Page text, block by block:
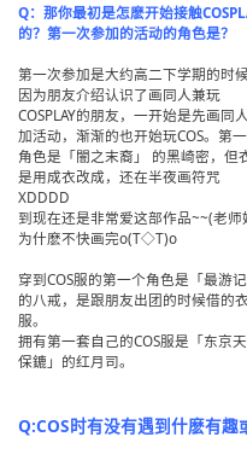
Q：那你最初是怎麽开始接触
的？第一次参加的活动的角色是？
第一次参加是大约高二下学期的时候
因为朋友介绍认识了画同人兼玩
COSPLAY的朋友，一开始是先画同
加活动，渐渐的也开始玩COS。第
角色是「闇之末裔」 的黑崎密，但
是用成衣改成，还在半夜画符咒
XDDDD
到现在还是非常爱这部作品~~(老师
为什麽不快画完o(T◇T)o
穿到COS服的第一个角色是「最游记
的八戒，是跟朋友出团的时候借的衣
服。
拥有第一套自己的COS服是「东京
保鏕」的红月司。
Q:COS时有没有遇到什麽有趣